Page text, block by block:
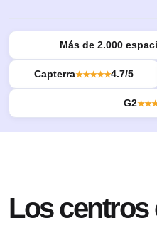
Más de 2.000
Capterra★★★★★4.7/5
G2
Los